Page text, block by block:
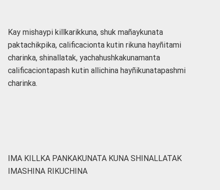
Kay mishaypi killkarikkuna, shuk mañaykunata
paktachikpika, calificacionta kutin rikuna hayñitami
charinka, shinallatak, yachahushkakunamanta
calificaciontapash kutin allichina hayñikunatapashmi
charinka.
IMA KILLKA PANKAKUNATA KUNA SHINALLATAK
IMASHINA RIKUCHINA